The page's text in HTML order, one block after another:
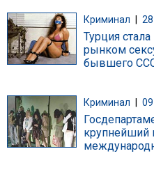
Криминал
Турция
рынком
бывшего
Криминал
крупнейший